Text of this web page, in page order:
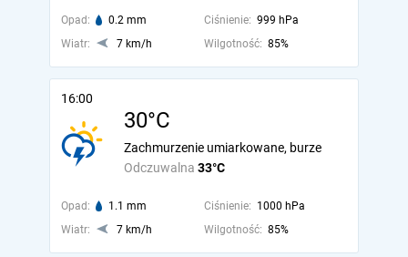
Opad: 0.2 mm Ciśnienie: 999 hPa
Wiatr:
7 km/h Wilgotność: 85%
16:00
30°C
Odczuwalna 33°C
Zachmurzenie umiarkowane, burze
Opad: 1.1 mm Ciśnienie: 1000 hPa
Wiatr:
7 km/h Wilgotność: 85%